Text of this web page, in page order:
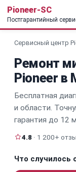
Pioneer-SC
Постгарантийный
Сервисный центр
Ремонт
Pioneer в
Бесплатная
и области.
гарантия до 12
4.8 · 1 200+
Что случилось